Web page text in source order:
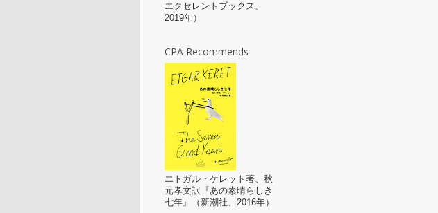
エクセレントブックス、
2019年）
CPA Recommends
エトガル・ケレット著、秋
元孝文訳『あの素晴らしき
七年』（新潮社、2016年）